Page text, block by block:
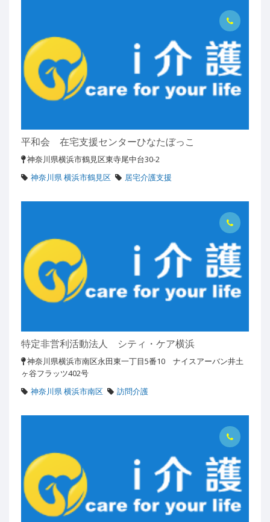
平和会 在宅支援センターひなたぼっこ
神奈川県横浜市鶴見区東寺尾中台30-2
神奈川県 横浜市鶴見区
居宅介護支援
特定非営利活動法人 シティ・ケア横浜
神奈川県横浜市南区永田東一丁目5番10 ナイスアーバン井土
ヶ谷フラッツ402号
神奈川県 横浜市南区
訪問介護